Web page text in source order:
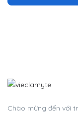
Chào mừng đến với